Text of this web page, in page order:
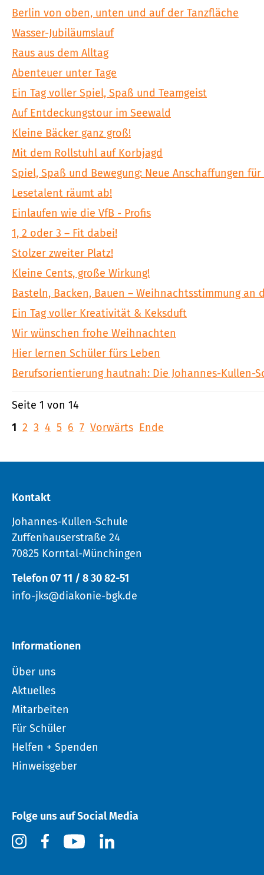
Berlin von oben, unten und auf der Tanzfläche
Wasser-Jubiläumslauf
Raus aus dem Alltag
Abenteuer unter Tage
Ein Tag voller Spiel, Spaß und Teamgeist
Auf Entdeckungstour im Seewald
Kleine Bäcker ganz groß!
Mit dem Rollstuhl auf Korbjagd
Spiel, Spaß und Bewegung: Neue Anschaffungen
Lesetalent räumt ab!
Einlaufen wie die VfB - Profis
1, 2 oder 3 – Fit dabei!
Stolzer zweiter Platz!
Kleine Cents, große Wirkung!
Basteln, Backen, Bauen – Weihnachtsstimmung an
Ein Tag voller Kreativität & Keksduft
Wir wünschen frohe Weihnachten
Hier lernen Schüler fürs Leben
Berufsorientierung hautnah: Die Johannes-Kullen-
Seite 1 von 14
1 2 3 4 5 6 7 Vorwärts Ende
Kontakt
Johannes-Kullen-Schule
Zuffenhauserstraße 24
70825 Korntal-Münchingen
Telefon 07 11 / 8 30 82-51
info-jks@diakonie-bgk.de
Informationen
Über uns
Aktuelles
Mitarbeiten
Für Schüler
Helfen + Spenden
Hinweisgeber
Folge uns auf Social Media